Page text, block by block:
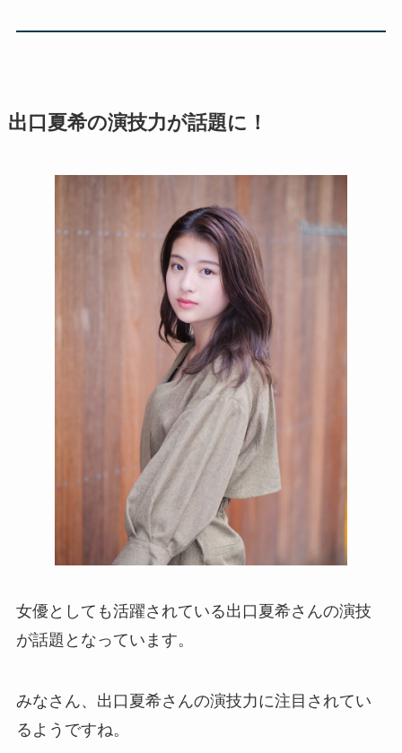
出口夏希の演技力が話題に！
女優としても活躍されている出口夏希さんの演技
が話題となっています。
みなさん、出口夏希さんの演技力に注目されてい
るようですね。